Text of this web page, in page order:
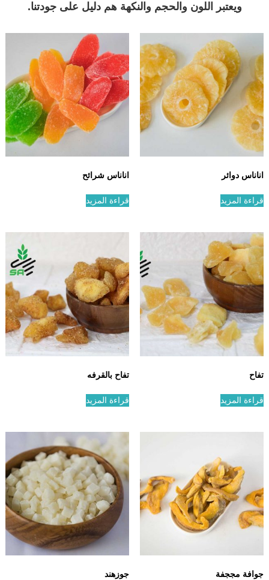
ويعتبر اللون والحجم والنكهة هم دليل على جودتنا.
اناناس دوائر
قراءة المزيد
اناناس شرائح
قراءة المزيد
تفاح
قراءة المزيد
تفاح بالقرفه
قراءة المزيد
جوافة مججفة جوزهند